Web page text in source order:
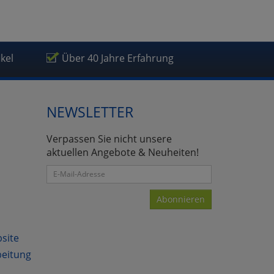
Über 40 Jahre Erfahrung
NEWSLETTER
Verpassen Sie nicht unsere
aktuellen Angebote & Neuheiten!
Abonnieren